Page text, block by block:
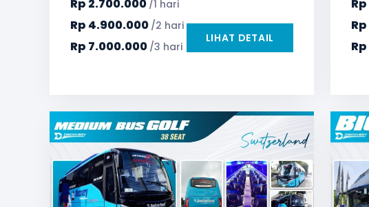
Rp 2.700.000 /1 hari
Rp 4.900.000 /2 hari
Rp 7.000.000 /3 hari
LIHAT DETAIL
Rp
Rp
Rp